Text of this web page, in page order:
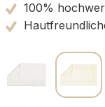
100%